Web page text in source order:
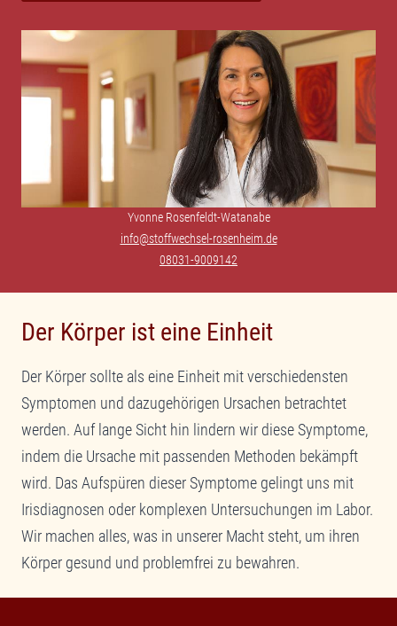
Yvonne Rosenfeldt-Watanabe
info@stoffwechsel-rosenheim.de
08031-9009142
Der Körper ist eine Einheit
Der Körper sollte als eine Einheit mit verschiedensten
Symptomen und dazugehörigen Ursachen betrachtet
werden. Auf lange Sicht hin lindern wir diese Symptome,
indem die Ursache mit passenden Methoden bekämpft
wird. Das Aufspüren dieser Symptome gelingt uns mit
Irisdiagnosen oder komplexen Untersuchungen im Labor.
Wir machen alles, was in unserer Macht steht, um ihren
Körper gesund und problemfrei zu bewahren.